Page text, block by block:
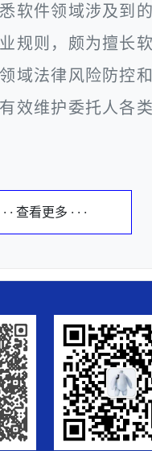
软件领域涉及到
规则，颇为擅长
域法律风险防控
效维护委托人各
· · 查看更多 · · ·